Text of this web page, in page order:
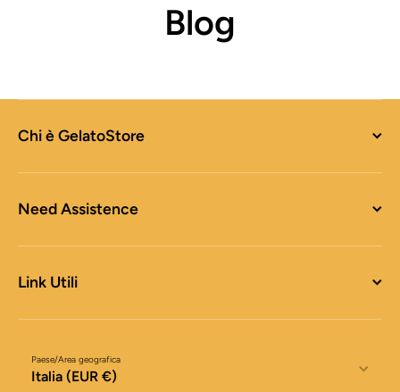
Blog
Chi è GelatoStore
Need Assistence
Link Utili
Paese/Area geografica
Italia (EUR €)